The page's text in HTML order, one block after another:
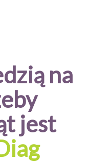
na
jest